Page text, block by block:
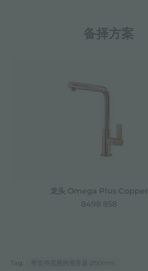
备择方案
龙头 Omega Plus Copper
8498 858
Tag: 带支持底座的混音器 Ø50mm